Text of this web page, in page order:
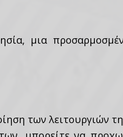
μια
των λειτουργιών